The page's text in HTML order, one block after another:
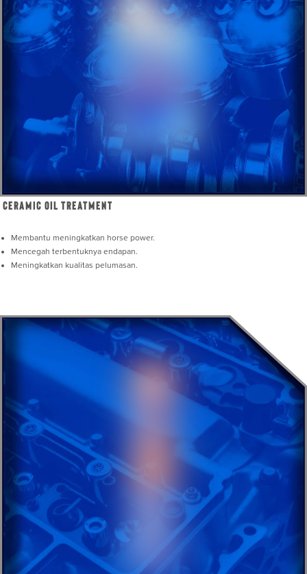
Ceramic Oil Treatment
Membantu meningkatkan horse power.
Mencegah terbentuknya endapan.
Meningkatkan kualitas pelumasan.